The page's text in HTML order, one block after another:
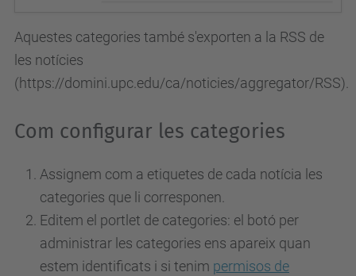
Aquestes categories també s'exporten a la RSS de
les notícies
(https://domini.upc.edu/ca/noticies/aggregator/RSS).
Com configurar les categories
Assignem com a etiquetes de cada notícia les
categories que li corresponen.
Editem el portlet de categories: el botó per
administrar les categories ens apareix quan
estem identificats i si tenim permisos de